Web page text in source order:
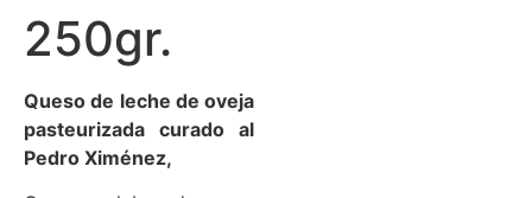
250gr.
Queso de leche de oveja
pasteurizada curado al
Pedro Ximénez,